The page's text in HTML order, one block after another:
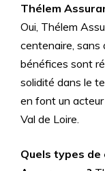
Thélem
Oui, Thélem
centenaire, sans
bénéfices sont
solidité dans le
en font un
Val de Loire.
Quels types